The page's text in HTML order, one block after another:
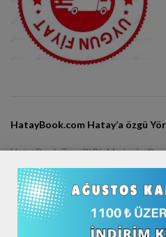
HatayBook.com Hatay’a özgü
HatayBook Tescilli Bir Markadır ®
Adres: Küçükdalyan Antakya Hatay
© HatayBook.com Mağaza Since
Hataybook Markası bir “Book Grup ”